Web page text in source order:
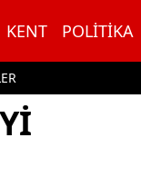
KENT POLITIKA